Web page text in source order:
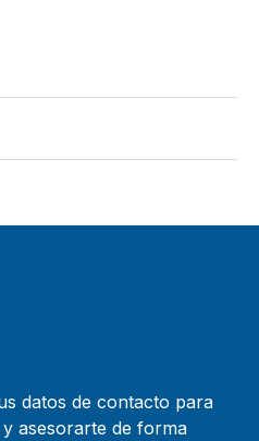
datos de contacto para
asesorarte de forma